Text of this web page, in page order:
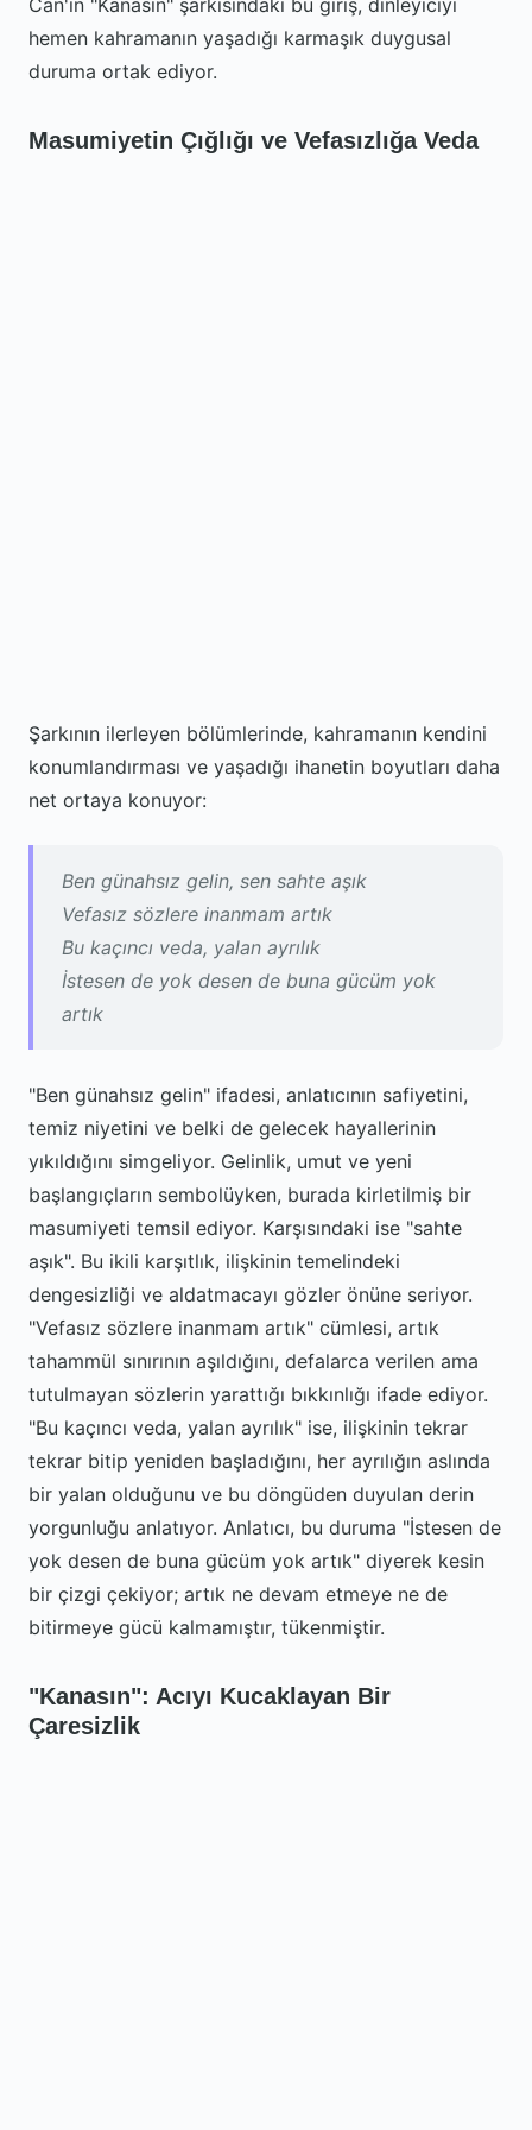
Can'ın "Kanasın" şarkısındaki bu giriş, dinleyiciyi
hemen kahramanın yaşadığı karmaşık duygusal
duruma ortak ediyor.
Masumiyetin Çığlığı ve Vefasızlığa Veda
Şarkının ilerleyen bölümlerinde, kahramanın kendini
konumlandırması ve yaşadığı ihanetin boyutları daha
net ortaya konuyor:
Ben günahsız gelin, sen sahte aşık
Vefasız sözlere inanmam artık
Bu kaçıncı veda, yalan ayrılık
İstesen de yok desen de buna gücüm yok
artık
"Ben günahsız gelin" ifadesi, anlatıcının safiyetini,
temiz niyetini ve belki de gelecek hayallerinin
yıkıldığını simgeliyor. Gelinlik, umut ve yeni
başlangıçların sembolüyken, burada kirletilmiş bir
masumiyeti temsil ediyor. Karşısındaki ise "sahte
aşık". Bu ikili karşıtlık, ilişkinin temelindeki
dengesizliği ve aldatmacayı gözler önüne seriyor.
"Vefasız sözlere inanmam artık" cümlesi, artık
tahammül sınırının aşıldığını, defalarca verilen ama
tutulmayan sözlerin yarattığı bıkkınlığı ifade ediyor.
"Bu kaçıncı veda, yalan ayrılık" ise, ilişkinin tekrar
tekrar bitip yeniden başladığını, her ayrılığın aslında
bir yalan olduğunu ve bu döngüden duyulan derin
yorgunluğu anlatıyor. Anlatıcı, bu duruma "İstesen de
yok desen de buna gücüm yok artık" diyerek kesin
bir çizgi çekiyor; artık ne devam etmeye ne de
bitirmeye gücü kalmamıştır, tükenmiştir.
"Kanasın": Acıyı Kucaklayan Bir
Çaresizlik